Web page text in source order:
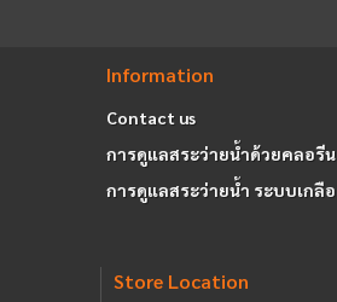
Information
Contact us
การดูแลสระว่ายน้ำด้วยคลอรีน
การดูแลสระว่ายน้ำ ระบบเกลือ
Store Location